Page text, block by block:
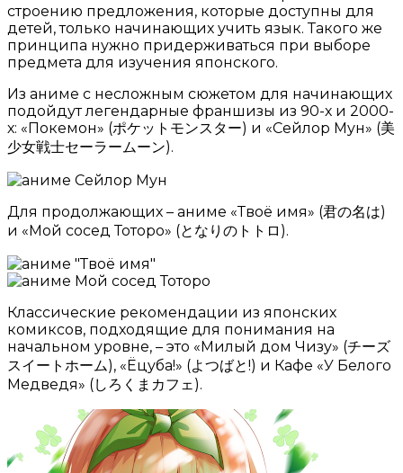
строению предложения, которые доступны для
детей, только начинающих учить язык. Такого же
принципа нужно придерживаться при выборе
предмета для изучения японского.
Из аниме с несложным сюжетом для начинающих
подойдут легендарные франшизы из 90-х и 2000-
х: «Покемон» (ポケットモンスター) и «Сейлор Мун» (美
少女戦士セーラームーン).
Для продолжающих – аниме «Твоё имя» (君の名は)
и «Мой сосед Тоторо» (となりのトトロ).
Классические рекомендации из японских
комиксов, подходящие для понимания на
начальном уровне, – это «Милый дом Чизу» (チーズ
スイートホーム), «Ёцуба!» (よつばと!) и Кафе «У Белого
Медведя» (しろくまカフェ).